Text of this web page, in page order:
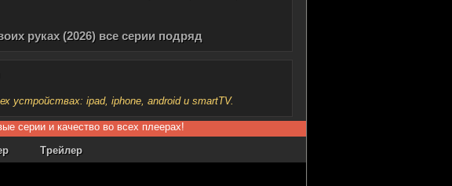
руках (2026) все серии подряд
устройствах: ipad, iphone, android и smartTV.
серии и качество во всех плеерах!
Трейлер